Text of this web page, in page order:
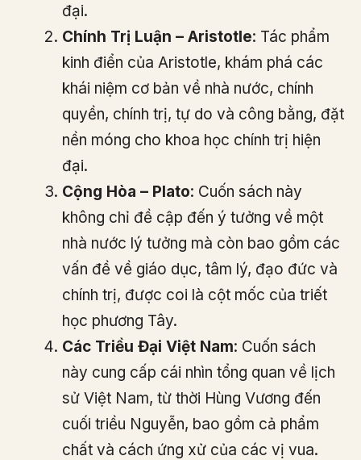
đại​​.
Chính Trị Luận – Aristotle: Tác phẩm
kinh điển của Aristotle, khám phá các
khái niệm cơ bản về nhà nước, chính
quyền, chính trị, tự do và công bằng, đặt
nền móng cho khoa học chính trị hiện
đại​​.
Cộng Hòa – Plato: Cuốn sách này
không chỉ đề cập đến ý tưởng về một
nhà nước lý tưởng mà còn bao gồm các
vấn đề về giáo dục, tâm lý, đạo đức và
chính trị, được coi là cột mốc của triết
học phương Tây​​.
Các Triều Đại Việt Nam: Cuốn sách
này cung cấp cái nhìn tổng quan về lịch
sử Việt Nam, từ thời Hùng Vương đến
cuối triều Nguyễn, bao gồm cả phẩm
chất và cách ứng xử của các vị vua​​.